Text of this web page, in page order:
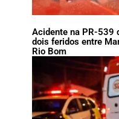
Acidente na PR-539
dois feridos entre
Rio Bom